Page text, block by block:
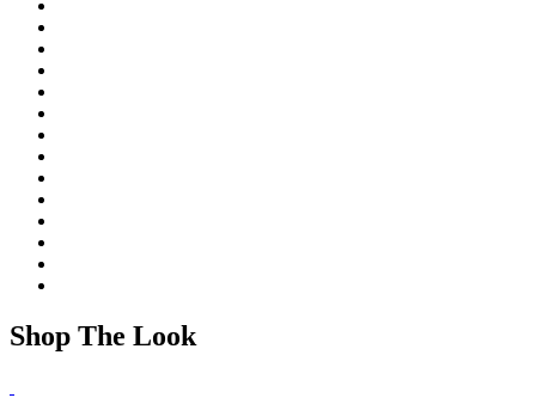
Shop The Look